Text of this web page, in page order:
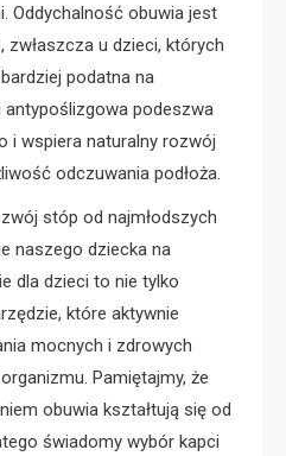
Oddychalność obuwia jest
zwłaszcza u dzieci, których
podatna na
antypoślizgowa podeszwa
i wspiera naturalny rozwój
odczuwania podłoża.
stóp od najmłodszych
naszego dziecka na
dla dzieci to nie tylko
które aktywnie
mocnych i zdrowych
Pamiętajmy, że
obuwia kształtują się od
świadomy wybór kapci